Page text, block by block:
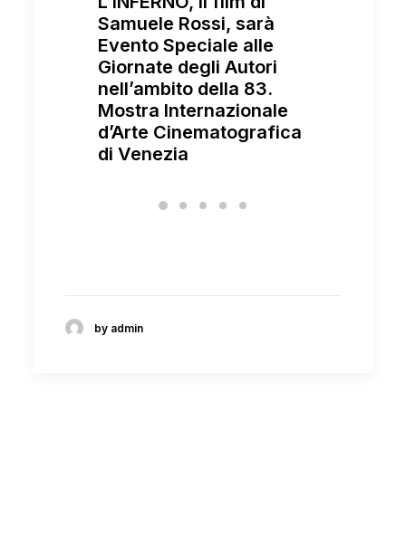
Samuele Rossi, sarà
Evento Speciale alle
Giornate degli Autori
nell’ambito della 83.
Mostra Internazionale
d’Arte Cinematografica
di Venezia
by admin